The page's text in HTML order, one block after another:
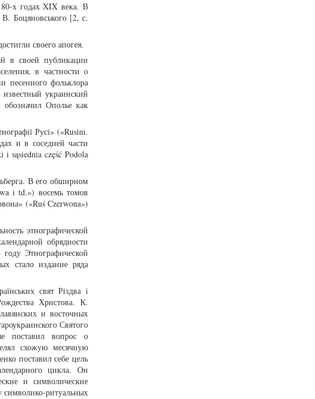
80-х годах XIX века. В
Боцяновського [2, с.
своего апогея.
в своей публикации
в частности о
песенного фольклора
украинский
Ополье как
Русі» («Rusini.
и в соседней части
sąsiednia część Podola
В его обширном
i td.») восемь томов
(«Ruś Czerwona»)
этнографической
обрядности
Этнографической
стало издание ряда
свят Різдва і
Христова. К.
и восточных
Святого
поставил вопрос о
схожую месячную
поставил себе цель
цикла. Он
и символические
символико-ритуальных